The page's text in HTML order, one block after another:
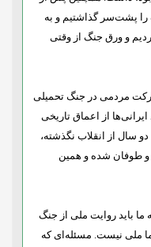
پشت‌سر گذاشتیم و به
و ورق جنگ از وقتی
مردمی در جنگ تحمیلی
از اعماق تاریخی
سال از انقلاب نگذشته،
و طوفان شده و همین
ما باید روایت ملی از جنگ
ملی نیست. مسئله‌ای که